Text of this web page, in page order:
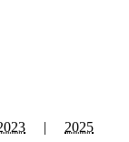
| 2025